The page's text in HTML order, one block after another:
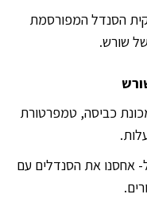
הסנדל המפורסמת
שורש.
כביסה, טמפרטורת
אחסנו את הסנדלים עם